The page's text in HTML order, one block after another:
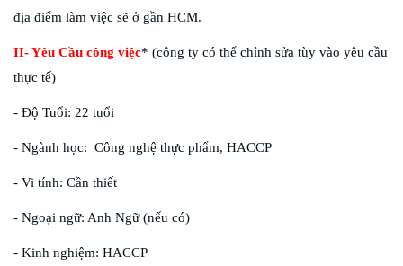
địa điểm làm việc sẽ ở gần HCM.
II- Yêu Cầu công việc* (công ty có thể chỉnh sửa tùy vào yêu cầu
thực tế)
- Độ Tuổi: 22 tuổi
- Ngành học: Công nghệ thực phẩm, HACCP
- Vi tính: Cần thiết
- Ngoại ngữ: Anh Ngữ (nếu có)
- Kinh nghiệm: HACCP